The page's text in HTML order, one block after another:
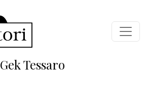
Gek Tessaro